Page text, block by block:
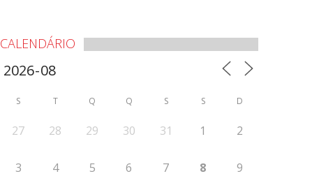
CALENDÁRIO
S T Q Q S S D
27 28 29 30 31 1 2
3 4 5 6 7 8 9